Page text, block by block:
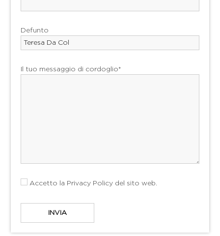
Defunto
Il tuo messaggio di cordoglio*
Accetto la Privacy Policy del sito web.